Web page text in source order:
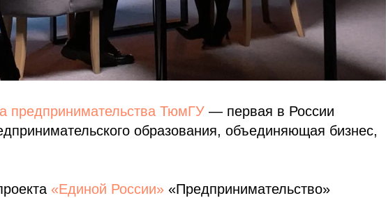
предпринимательства ТюмГУ — первая в России
образования, объединяющая бизнес,
«Единой России» «Предпринимательство»